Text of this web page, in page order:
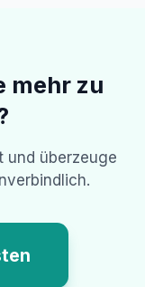
mehr zu
und überzeuge